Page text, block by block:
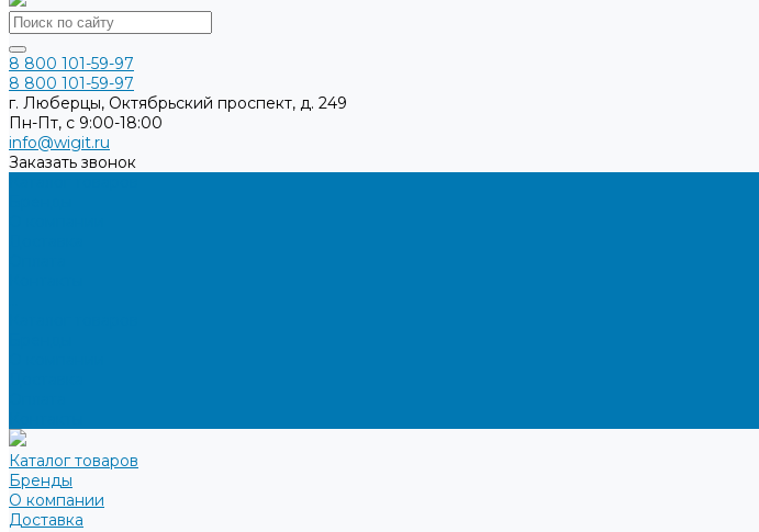
8 800 101-59-97
8 800 101-59-97
г. Люберцы, Октябрьский проспект, д. 249
Пн-Пт, с 9:00-18:00
info@wigit.ru
Заказать звонок
Каталог товаров
Бренды
О компании
Доставка